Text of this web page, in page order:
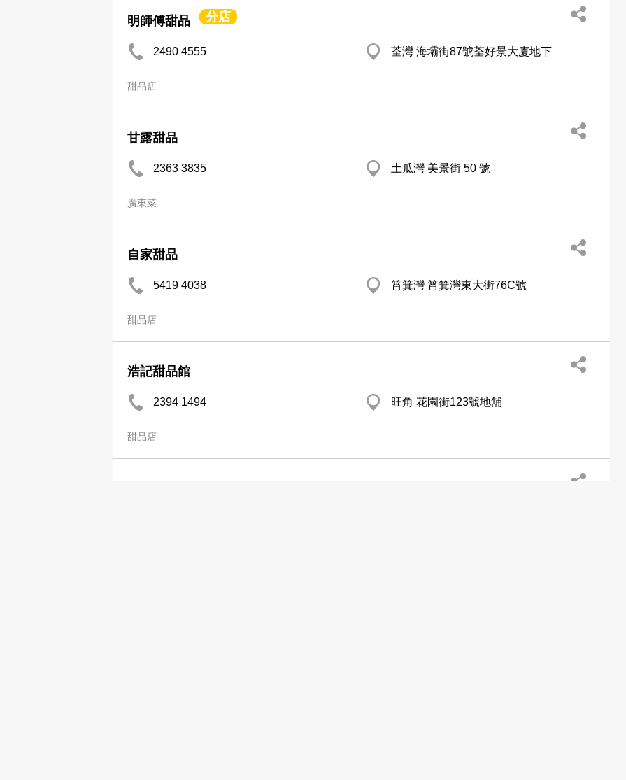
明師傅甜品 分店
2490 4555 荃灣 海壩街87號荃好景大廈地下
甜品店
甘露甜品
2363 3835 土瓜灣 美景街 50 號
廣東菜
自家甜品
5419 4038 筲箕灣 筲箕灣東大街76C號
甜品店
浩記甜品館
2394 1494 旺角 花園街123號地舖
甜品店